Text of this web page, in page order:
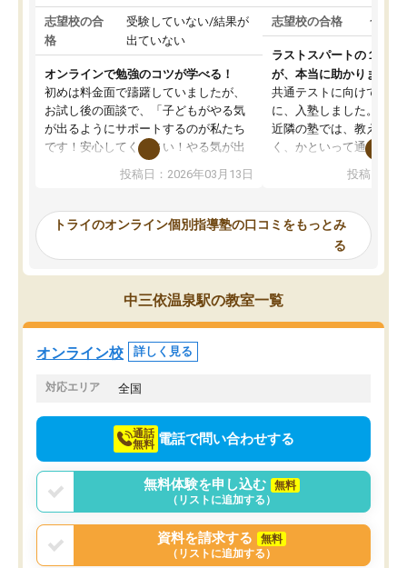
志望校の合
格
受験していない/結果が
出ていない
オンラインで勉強のコツが学べる！
初めは料金面で躊躇していましたが、
お試し後の面談で、「子どもがやる気
が出るようにサポートするのが私たち
です！安心してください！やる気が出
ないのは私たち講師の責任です」と言
ってくださり、確かに！と考えて、思
ったんですが、学生の先生から学ぶこ
み、徐々に成績が上がったらいいなと
思っていました。何が今足りないのか
を的確に指導いただき、子どももびっ
くりするほど楽しんでやる気を持って
塾を受けています。狙い通り、少しず
つ成績も上がり、苦手意識も無くなっ
てきたので、さらに苦手な数学も追加
でお願いしました。来年の高校受験に
投稿日：2026年03月13日
志望校の合格 合格
ラストスパートの１か月
が、本当に助かりました
共通テストに向けての追
に、入塾しました。田舎
近隣の塾では、教えても
く、かといって通うには
可能なので本当に助か
らないところをピンポイ
頂いて、とてもわかり
していました。一生を
スト、多少お金がかかっ
思い切って入塾してよか
投稿日：
トライのオンライン個別指導塾の口コミをもっとみ
る
中三依温泉駅の教室一覧
オンライン校 詳しく見る
対応エリア 全国
通話
無料 電話で問い合わせする
無料体験を申し込む
無料
（リストに追加する）
資料を請求する
無料
（リストに追加する）